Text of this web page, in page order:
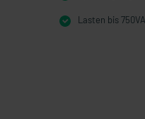
Lasten bis